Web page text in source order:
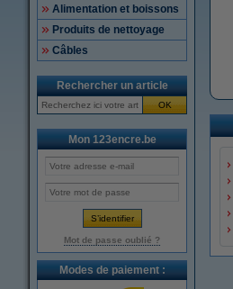
Alimentation et boissons
Produits de nettoyage
Câbles
Rechercher un article
OK
Mon 123encre.be
Mot de passe oublié ?
Modes de paiement :